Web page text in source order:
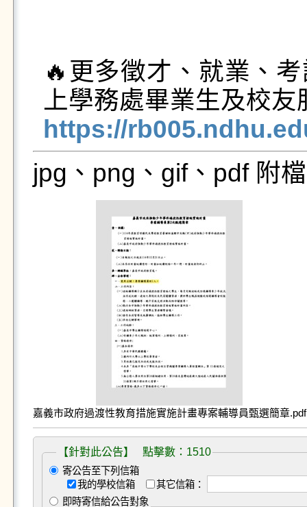
🔥更多徵才、就業、
https://
jpg、png、gif、pdf 附
嘉義市政府過渡性教育措施實施計畫專案輔導員甄選簡章.pdf
【針對此公告】 點擊數：1510
寄公告至下列信箱
我的學校信箱
其它信箱：
即時寄信給公告對象